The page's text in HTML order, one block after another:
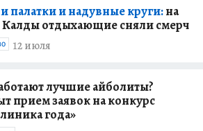
палатки и надувные круги:на
Калды отдыхающие сняли смерч
12 июля
лучшие айболиты?
прием заявок на конкурс
года»